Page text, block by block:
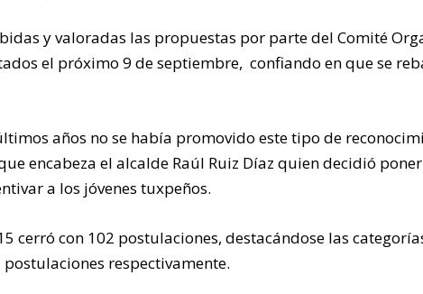
y valoradas las propuestas por parte del Comité
el próximo 9 de septiembre, confiando en que se
años no se había promovido este tipo de
encabeza el alcalde Raúl Ruiz Díaz quien decidió
a los jóvenes tuxpeños.
cerró con 102 postulaciones, destacándose las
postulaciones respectivamente.